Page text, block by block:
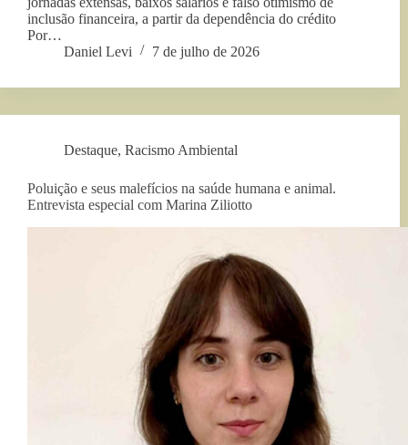
inclusão financeira, a partir da dependência do crédito
Por…
Daniel Levi
7 de julho de 2026
Destaque, Racismo Ambiental
Poluição e seus malefícios na saúde humana e animal.
Entrevista especial com Marina Ziliotto